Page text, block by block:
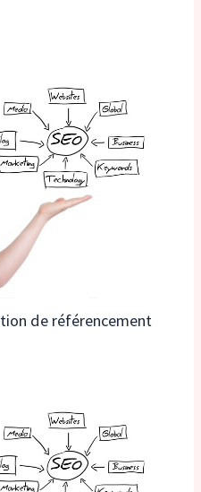
de référencement